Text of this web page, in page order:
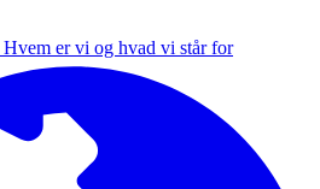
Hvem er vi og hvad vi står for